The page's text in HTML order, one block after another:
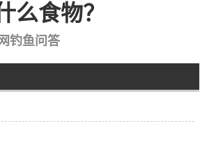
么食物？
钓鱼问答